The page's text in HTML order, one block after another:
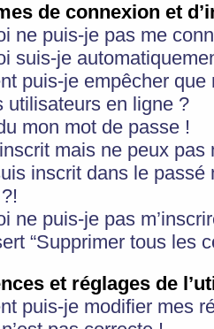
de connexion et
ne puis-je pas me
suis-je
puis-je empêcher
utilisateurs en ligne ?
mon mot de passe !
mais ne peux pas
inscrit dans le
ne puis-je pas
“Supprimer tous les
et réglages de
puis-je modifier mes